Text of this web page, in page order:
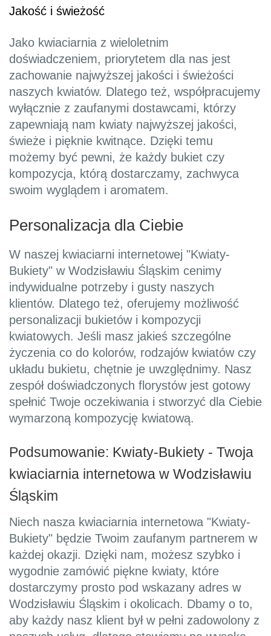
Jakość i świeżość
Jako kwiaciarnia z wieloletnim
doświadczeniem, priorytetem dla nas jest
zachowanie najwyższej jakości i świeżości
naszych kwiatów. Dlatego też, współpracujemy
wyłącznie z zaufanymi dostawcami, którzy
zapewniają nam kwiaty najwyższej jakości,
świeże i pięknie kwitnące. Dzięki temu
możemy być pewni, że każdy bukiet czy
kompozycja, którą dostarczamy, zachwyca
swoim wyglądem i aromatem.
Personalizacja dla Ciebie
W naszej kwiaciarni internetowej "Kwiaty-
Bukiety" w Wodzisławiu Śląskim cenimy
indywidualne potrzeby i gusty naszych
klientów. Dlatego też, oferujemy możliwość
personalizacji bukietów i kompozycji
kwiatowych. Jeśli masz jakieś szczególne
życzenia co do kolorów, rodzajów kwiatów czy
układu bukietu, chętnie je uwzględnimy. Nasz
zespół doświadczonych florystów jest gotowy
spełnić Twoje oczekiwania i stworzyć dla Ciebie
wymarzoną kompozycję kwiatową.
Podsumowanie: Kwiaty-Bukiety - Twoja
kwiaciarnia internetowa w Wodzisławiu
Śląskim
Niech nasza kwiaciarnia internetowa "Kwiaty-
Bukiety" będzie Twoim zaufanym partnerem w
każdej okazji. Dzięki nam, możesz szybko i
wygodnie zamówić piękne kwiaty, które
dostarczymy prosto pod wskazany adres w
Wodzisławiu Śląskim i okolicach. Dbamy o to,
aby każdy nasz klient był w pełni zadowolony z